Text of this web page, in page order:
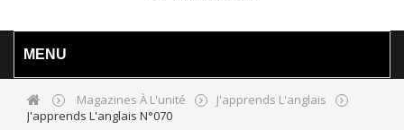
MENU
Magazines À L'unité
J'apprends L'anglais
J'apprends L'anglais N°070